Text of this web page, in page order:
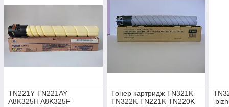
TN221Y TN221AY
A8K325H A8K325F
Тонер картридж TN321K
TN322K TN221K TN220K